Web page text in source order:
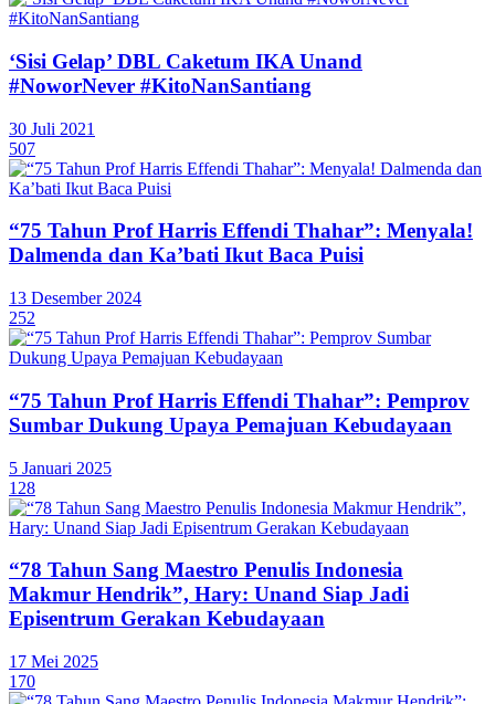
‘Sisi Gelap’ DBL Caketum IKA Unand
#NoworNever #KitoNanSantiang
30 Juli 2021
507
“75 Tahun Prof Harris Effendi Thahar”: Menyala!
Dalmenda dan Ka’bati Ikut Baca Puisi
13 Desember 2024
252
“75 Tahun Prof Harris Effendi Thahar”: Pemprov
Sumbar Dukung Upaya Pemajuan Kebudayaan
5 Januari 2025
128
“78 Tahun Sang Maestro Penulis Indonesia
Makmur Hendrik”, Hary: Unand Siap Jadi
Episentrum Gerakan Kebudayaan
17 Mei 2025
170